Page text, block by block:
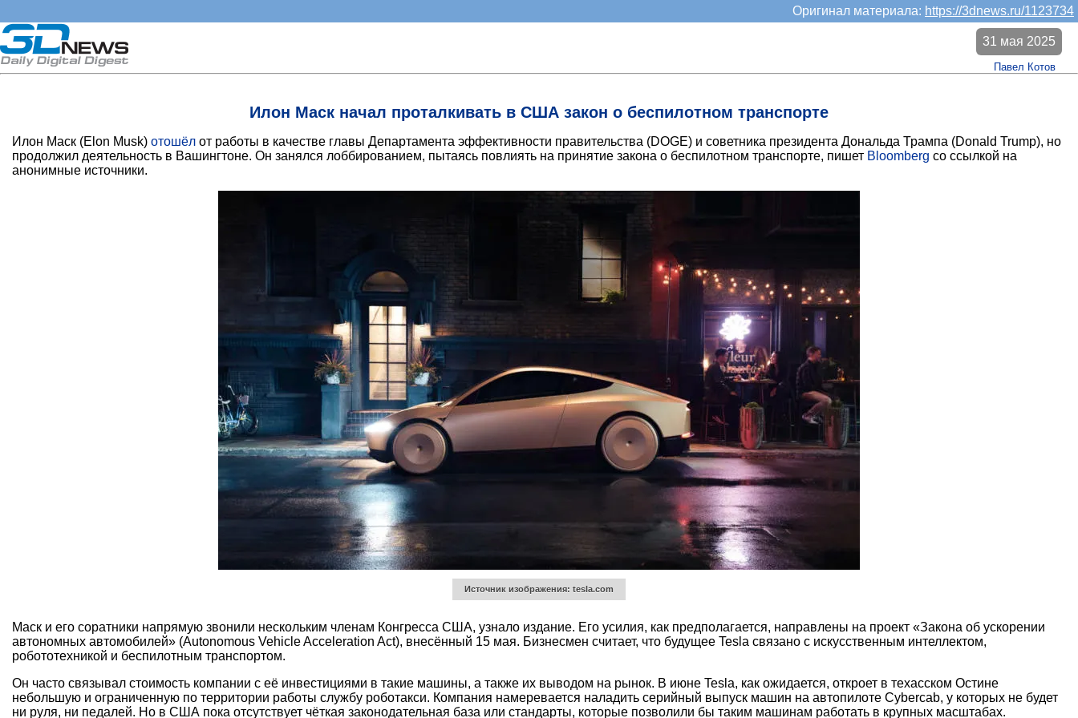
Оригинал материала: https://3dnews.ru/1123734
Илон Маск начал проталкивать в США закон о беспилотном транспорте
31 мая 2025
Павел Котов
Илон Маск (Elon Musk) отошёл от работы в качестве главы Департамента эффективности правительства (DOGE) и советника президента Дональда Трампа (Donald Trump), но
продолжил деятельность в Вашингтоне. Он занялся лоббированием, пытаясь повлиять на принятие закона о беспилотном транспорте, пишет Bloomberg со ссылкой на
анонимные источники.
Источник изображения: tesla.com
Маск и его соратники напрямую звонили нескольким членам Конгресса США, узнало издание. Его усилия, как предполагается, направлены на проект «Закона об ускорении
автономных автомобилей» (Autonomous Vehicle Acceleration Act), внесённый 15 мая. Бизнесмен считает, что будущее Tesla связано с искусственным интеллектом,
робототехникой и беспилотным транспортом.
Он часто связывал стоимость компании с её инвестициями в такие машины, а также их выводом на рынок. В июне Tesla, как ожидается, откроет в техасском Остине
небольшую и ограниченную по территории работы службу роботакси. Компания намеревается наладить серийный выпуск машин на автопилоте Cybercab, у которых не будет
ни руля, ни педалей. Но в США пока отсутствует чёткая законодательная база или стандарты, которые позволили бы таким машинам работать в крупных масштабах.